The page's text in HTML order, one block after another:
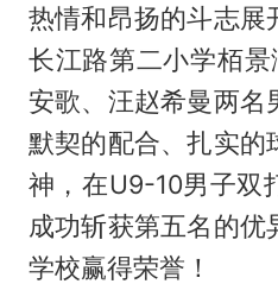
热情和昂扬的斗志展
长江路第二小学栢
安歌、汪赵希曼两名
默契的配合、扎实的
神，在U9-10男子双
成功斩获第五名的优
学校赢得荣誉！